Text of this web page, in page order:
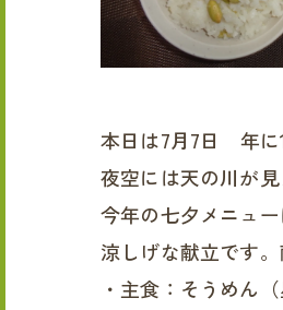
本日は7月7日 年に
夜空には天の川が
今年の七夕メニュ
涼しげな献立です
・主食：そうめん